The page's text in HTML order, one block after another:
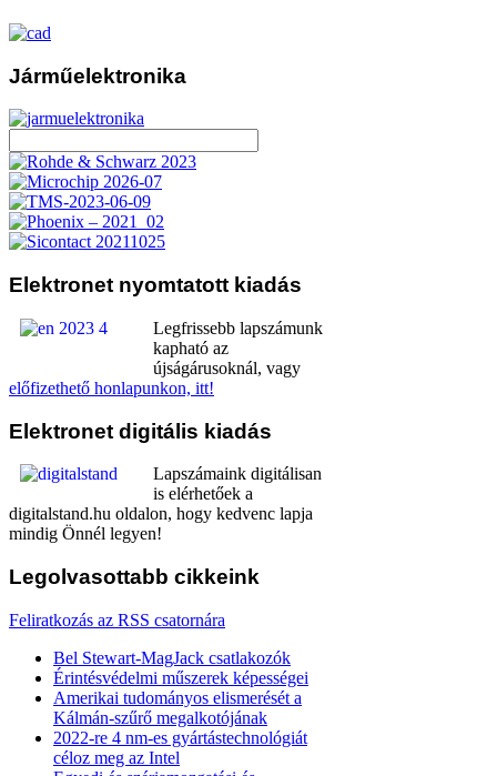
Járműelektronika
Elektronet nyomtatott kiadás
Legfrissebb lapszámunk
kapható az
újságárusoknál, vagy
előfizethető honlapunkon, itt!
Elektronet digitális kiadás
Lapszámaink digitálisan
is elérhetőek a
digitalstand.hu oldalon, hogy kedvenc lapja
mindig Önnél legyen!
Legolvasottabb cikkeink
Feliratkozás az RSS csatornára
Bel Stewart-MagJack csatlakozók
Érintésvédelmi műszerek képességei
Amerikai tudományos elismerését a
Kálmán-szűrő megalkotójának
2022-re 4 nm-es gyártástechnológiát
céloz meg az Intel